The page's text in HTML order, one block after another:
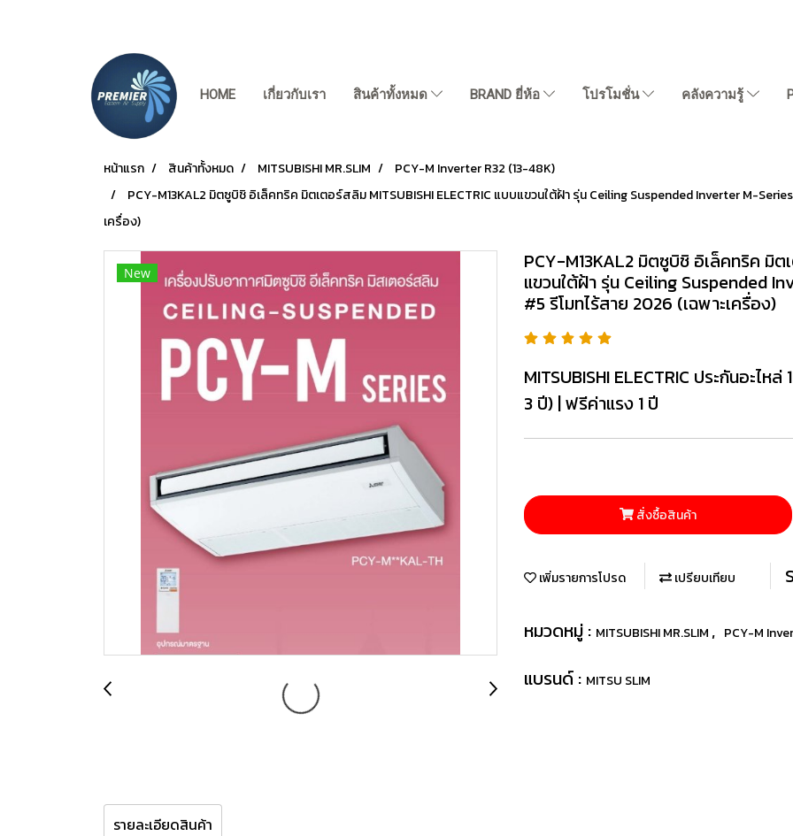
HOME เกี่ยวกับเรา สินค้าทั้งหมด BRAND ยี่ห้อ โปรโมชั่น คลังความรู้
หน้าแรก สินค้าทั้งหมด MITSUBISHI MR.SLIM
PCY-M Inverter R32 (13-48K)
PCY-M13KAL2 มิตซูบิชิ อิเล็คทริค มิตเตอร์สลิม MITSUBISHI ELECTRIC แบบแขวนใต้ฝ้า รุ่น Ceiling Suspended Inverter M-
เครื่อง)
New
PCY-M13KAL2 มิตซูบิชิ อิเล็คทริค มิต
แขวนใต้ฝ้า รุ่น Ceiling Suspended
#5 รีโมทไร้สาย 2026 (เฉพาะเครื่อง)
MITSUBISHI ELECTRIC ประกันอะไ
3 ปี) | ฟรีค่าแรง 1 ปี
สั่งซื้อสินค้า
เพิ่มรายการโปรด เปรียบเทียบ
หมวดหมู่ : MITSUBISHI MR.SLIM , PCY-M
แบรนด์ : MITSU SLIM
รายละเอียดสินค้า